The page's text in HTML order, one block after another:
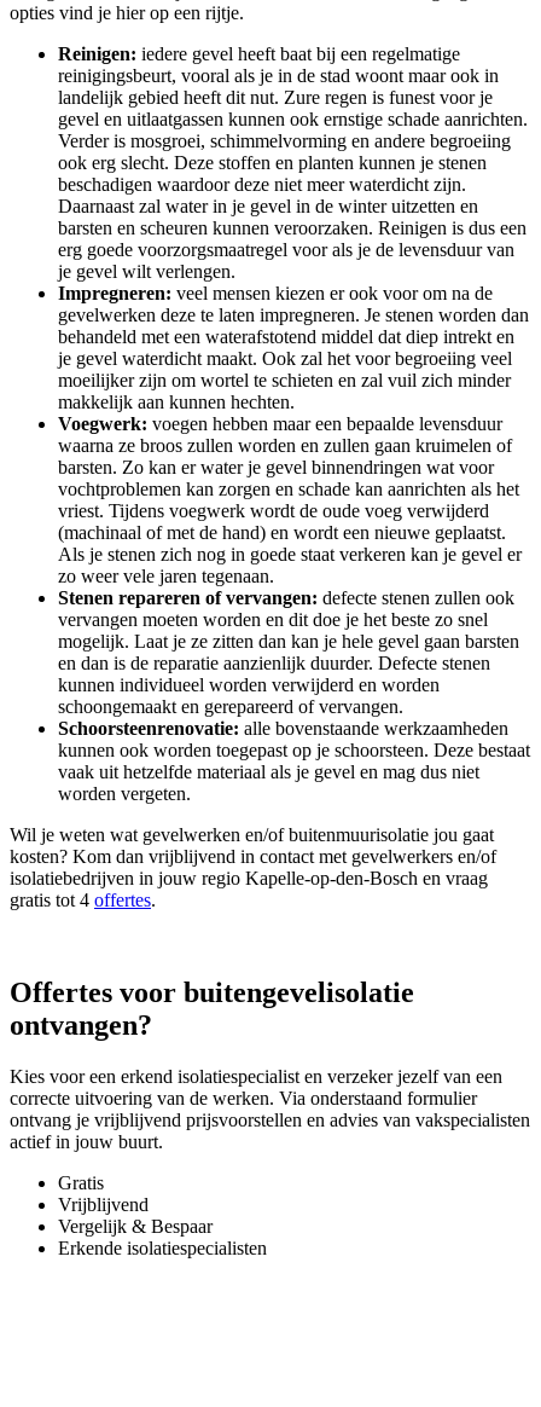
opties vind je hier op een rijtje.
Reinigen: iedere gevel heeft baat bij een regelmatige
reinigingsbeurt, vooral als je in de stad woont maar ook in
landelijk gebied heeft dit nut. Zure regen is funest voor je
gevel en uitlaatgassen kunnen ook ernstige schade aanrichten.
Verder is mosgroei, schimmelvorming en andere begroeiing
ook erg slecht. Deze stoffen en planten kunnen je stenen
beschadigen waardoor deze niet meer waterdicht zijn.
Daarnaast zal water in je gevel in de winter uitzetten en
barsten en scheuren kunnen veroorzaken. Reinigen is dus een
erg goede voorzorgsmaatregel voor als je de levensduur van
je gevel wilt verlengen.
Impregneren: veel mensen kiezen er ook voor om na de
gevelwerken deze te laten impregneren. Je stenen worden dan
behandeld met een waterafstotend middel dat diep intrekt en
je gevel waterdicht maakt. Ook zal het voor begroeiing veel
moeilijker zijn om wortel te schieten en zal vuil zich minder
makkelijk aan kunnen hechten.
Voegwerk: voegen hebben maar een bepaalde levensduur
waarna ze broos zullen worden en zullen gaan kruimelen of
barsten. Zo kan er water je gevel binnendringen wat voor
vochtproblemen kan zorgen en schade kan aanrichten als het
vriest. Tijdens voegwerk wordt de oude voeg verwijderd
(machinaal of met de hand) en wordt een nieuwe geplaatst.
Als je stenen zich nog in goede staat verkeren kan je gevel er
zo weer vele jaren tegenaan.
Stenen repareren of vervangen: defecte stenen zullen ook
vervangen moeten worden en dit doe je het beste zo snel
mogelijk. Laat je ze zitten dan kan je hele gevel gaan barsten
en dan is de reparatie aanzienlijk duurder. Defecte stenen
kunnen individueel worden verwijderd en worden
schoongemaakt en gerepareerd of vervangen.
Schoorsteenrenovatie: alle bovenstaande werkzaamheden
kunnen ook worden toegepast op je schoorsteen. Deze bestaat
vaak uit hetzelfde materiaal als je gevel en mag dus niet
worden vergeten.
Wil je weten wat gevelwerken en/of buitenmuurisolatie jou gaat
kosten? Kom dan vrijblijvend in contact met gevelwerkers en/of
isolatiebedrijven in jouw regio Kapelle-op-den-Bosch en vraag
gratis tot 4 offertes.
Offertes voor buitengevelisolatie
ontvangen?
Kies voor een erkend isolatiespecialist en verzeker jezelf van een
correcte uitvoering van de werken. Via onderstaand formulier
ontvang je vrijblijvend prijsvoorstellen en advies van vakspecialisten
actief in jouw buurt.
Gratis
Vrijblijvend
Vergelijk & Bespaar
Erkende isolatiespecialisten